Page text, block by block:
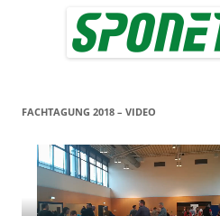
FACHTAGUNG 2018 – VIDEO